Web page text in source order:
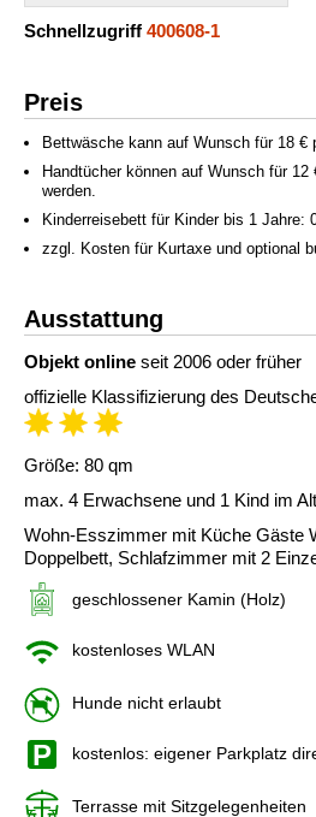
Schnellzugriff 400608-1
Preis
Bettwäsche kann auf Wunsch für 18 €
Handtücher können auf Wunsch für
werden.
Kinderreisebett für Kinder bis 1 Jahre:
zzgl. Kosten für Kurtaxe und optional
Ausstattung
Objekt online seit 2006 oder früher
offizielle Klassifizierung des
Größe: 80 qm
max. 4 Erwachsene und 1 Kind im
Wohn-Esszimmer mit Küche Gäste
Doppelbett, Schlafzimmer mit 2
geschlossener Kamin (Holz)
kostenloses WLAN
Hunde nicht erlaubt
kostenlos: eigener Parkplatz
Terrasse mit Sitzgelegenheiten